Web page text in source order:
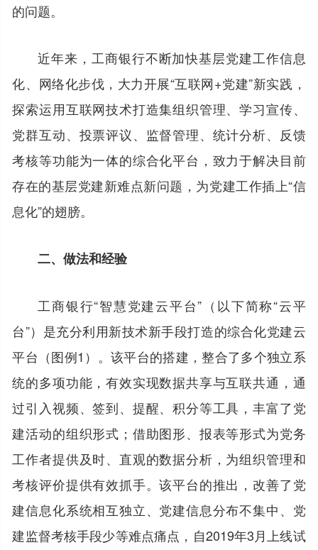
的问题。
近年来，工商银行不断加快基层党建工作信息
化、网络化步伐，大力开展“互联网+党建”新实践，
探索运用互联网技术打造集组织管理、学习宣传、
党群互动、投票评议、监督管理、统计分析、反馈
考核等功能为一体的综合化平台，致力于解决目前
存在的基层党建新难点新问题，为党建工作插上“信
息化”的翅膀。
二、做法和经验
工商银行“智慧党建云平台”（以下简称“云平
台”）是充分利用新技术新手段打造的综合化党建云
平台（图例1）。该平台的搭建，整合了多个独立系
统的多项功能，有效实现数据共享与互联共通，通
过引入视频、签到、提醒、积分等工具，丰富了党
建活动的组织形式；借助图形、报表等形式为党务
工作者提供及时、直观的数据分析，为组织管理和
考核评价提供有效抓手。该平台的推出，改善了党
建信息化系统相互独立、党建信息分布不集中、党
建监督考核手段少等难点痛点，自2019年3月上线试